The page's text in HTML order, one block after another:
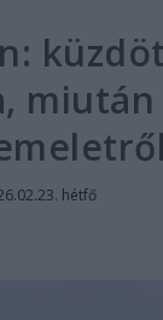
hétfő